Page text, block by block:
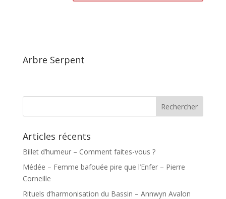
Arbre Serpent
Articles récents
Billet d’humeur – Comment faites-vous ?
Médée – Femme bafouée pire que l’Enfer – Pierre
Corneille
Rituels d’harmonisation du Bassin – Annwyn Avalon